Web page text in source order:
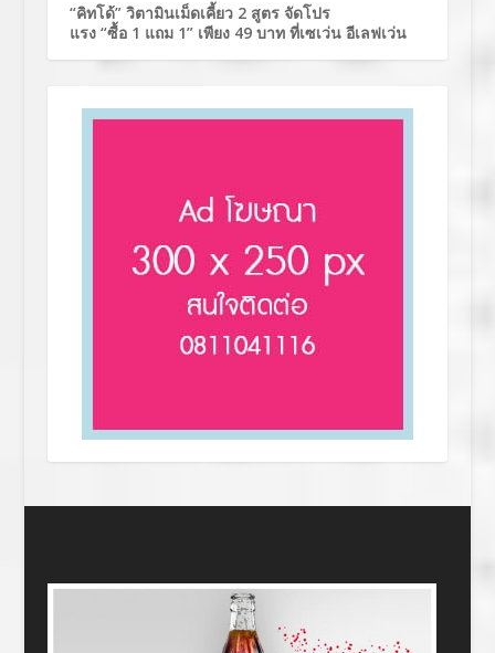
“คิทโด้” วิตามินเม็ดเคี้ยว 2 สูตร จัดโปร
แรง “ซื้อ 1 แถม 1” เพียง 49 บาท ที่เซเว่น อีเลฟเว่น